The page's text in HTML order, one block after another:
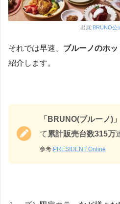
出展: BRUNO公
それでは早速、 ブルーノのホ
紹介します。
「BRUNO(ブルーノ)」
て 累計販売台数315万
参考:PRESIDENT Online